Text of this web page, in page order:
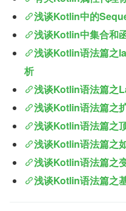
浅谈Kotlin中的
浅谈Kotlin中集合和
浅谈Kotlin语法篇之
析
浅谈Kotlin语法篇之
浅谈Kotlin语法篇之
浅谈Kotlin语法篇之
浅谈Kotlin语法篇之
浅谈Kotlin语法篇之
浅谈Kotlin语法篇之